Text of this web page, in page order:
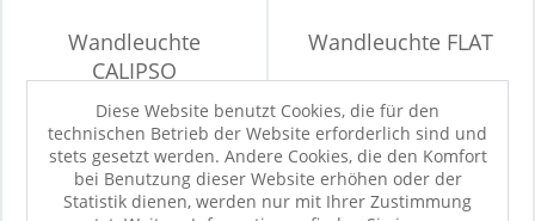
Wandleuchte
CALIPSO
Sofort verfügbar
119,00 €
Wandleuchte FLAT
Sofort verfügbar
129,00 €
Diese Website benutzt Cookies, die für den
technischen Betrieb der Website erforderlich sind und
stets gesetzt werden. Andere Cookies, die den Komfort
bei Benutzung dieser Website erhöhen oder der
Statistik dienen, werden nur mit Ihrer Zustimmung